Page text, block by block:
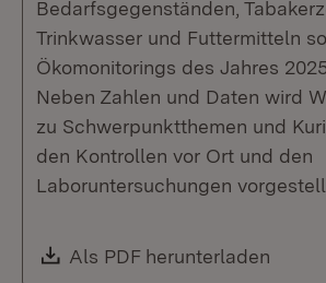
Bedarfsgegenständen,
Trinkwasser und Futtermitteln
Ökomonitorings des Jahres
Neben Zahlen und Daten wird
zu Schwerpunktthemen und
den Kontrollen vor Ort und den
Laboruntersuchungen
Download:
Als PDF herunterladen